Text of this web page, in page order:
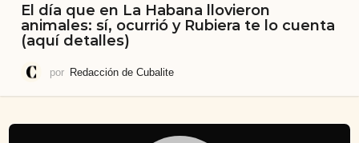
El día que en La Habana llovieron
animales: sí, ocurrió y Rubiera te lo cuenta
(aquí detalles)
por Redacción de Cubalite